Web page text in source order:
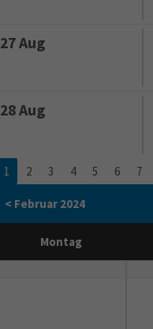
27 Aug
28 Aug
1 2 3 4 5 6 7
< Februar 2024
Montag